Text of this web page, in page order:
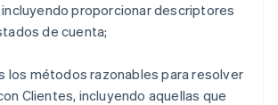
incluyendo proporcionar descriptores
de cuenta;
los métodos razonables para resolver
Clientes, incluyendo aquellas que